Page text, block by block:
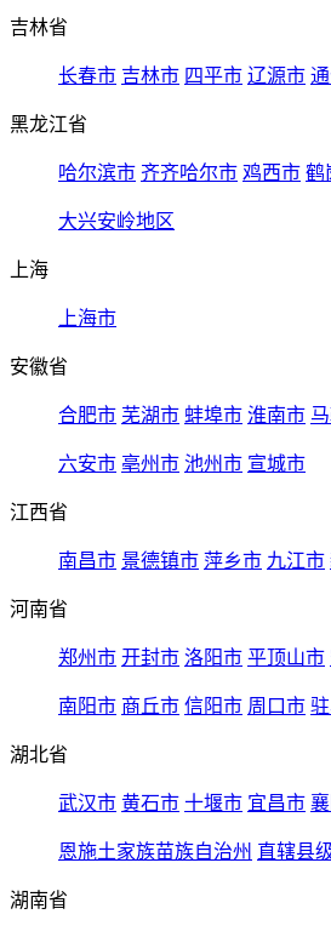
吉林省
长春市 吉林市 四平市 辽源市
黑龙江省
哈尔滨市 齐齐哈尔市 鸡西市 鹤
大兴安岭地区
上海
上海市
安徽省
合肥市 芜湖市 蚌埠市 淮南市
六安市 亳州市 池州市 宣城市
江西省
南昌市 景德镇市 萍乡市 九江市
河南省
郑州市 开封市 洛阳市 平顶山市
南阳市 商丘市 信阳市 周口市
湖北省
武汉市 黄石市 十堰市 宜昌市
恩施土家族苗族自治州 直辖县
湖南省